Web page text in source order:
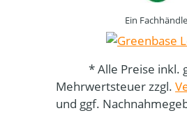
Ein
* Alle Preise inkl.
Mehrwertsteuer zzgl.
und ggf.